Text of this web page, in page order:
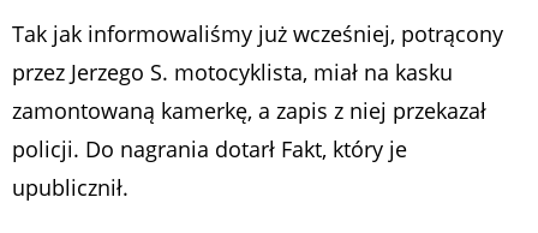
Tak jak informowaliśmy już wcześniej, potrącony
przez Jerzego S. motocyklista, miał na kasku
zamontowaną kamerkę, a zapis z niej przekazał
policji. Do nagrania dotarł Fakt, który je
upublicznił.